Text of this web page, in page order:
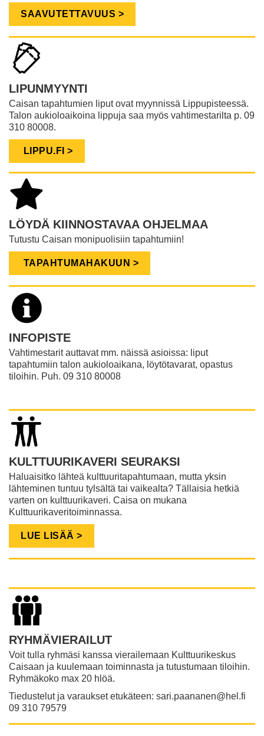
SAAVUTETTAVUUS >
LIPUNMYYNTI
Caisan tapahtumien liput ovat myynnissä Lippupisteessä.
Talon aukioloaikoina lippuja saa myös vahtimestarilta p. 09
310 80008.
LIPPU.FI >
LÖYDÄ KIINNOSTAVAA OHJELMAA
Tutustu Caisan monipuolisiin tapahtumiin!
TAPAHTUMAHAKUUN >
INFOPISTE
Vahtimestarit auttavat mm. näissä asioissa: liput
tapahtumiin talon aukioloaikana, löytötavarat, opastus
tiloihin. Puh. 09 310 80008
KULTTUURIKAVERI SEURAKSI
Haluaisitko lähteä kulttuuritapahtumaan, mutta yksin
lähteminen tuntuu tylsältä tai vaikealta? Tällaisia hetkiä
varten on kulttuurikaveri. Caisa on mukana
Kulttuurikaveritoiminnassa.
LUE LISÄÄ >
RYHMÄVIERAILUT
Voit tulla ryhmäsi kanssa vierailemaan Kulttuurikeskus
Caisaan ja kuulemaan toiminnasta ja tutustumaan tiloihin.
Ryhmäkoko max 20 hlöä.
Tiedustelut ja varaukset etukäteen: sari.paananen@hel.fi
​​​​​​​09 310 79579